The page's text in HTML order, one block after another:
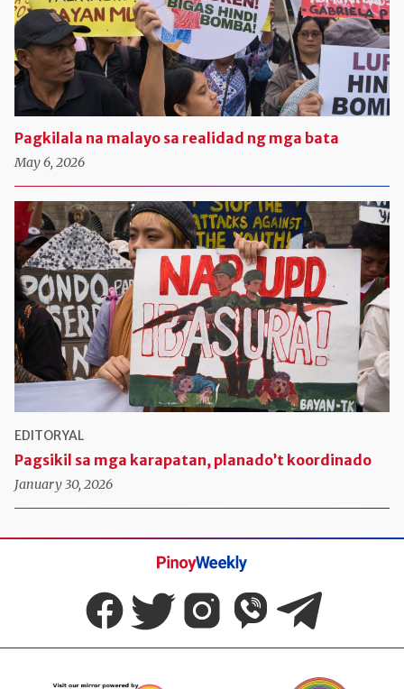
Pagkilala na malayo sa realidad ng mga bata
May 6, 2026
EDITORYAL
Pagsikil sa mga karapatan, planado’t koordinado
January 30, 2026
Pinoy
Weekly